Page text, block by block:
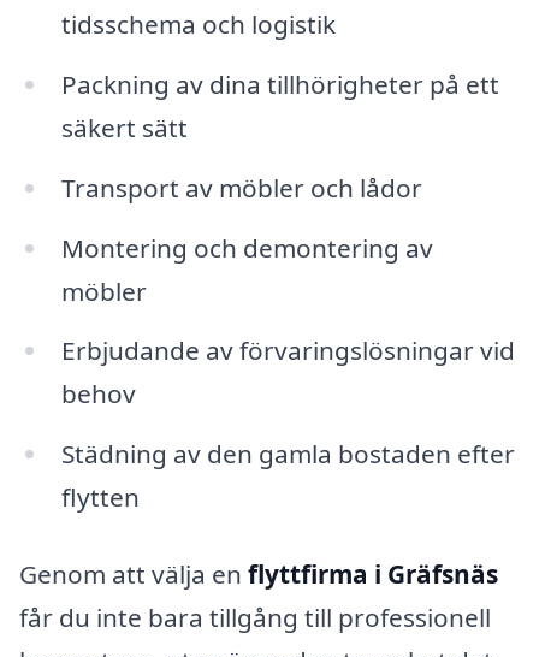
tidsschema och logistik
Packning av dina tillhörigheter på ett
säkert sätt
Transport av möbler och lådor
Montering och demontering av
möbler
Erbjudande av förvaringslösningar vid
behov
Städning av den gamla bostaden efter
flytten
Genom att välja en flyttfirma i Gräfsnäs
får du inte bara tillgång till professionell